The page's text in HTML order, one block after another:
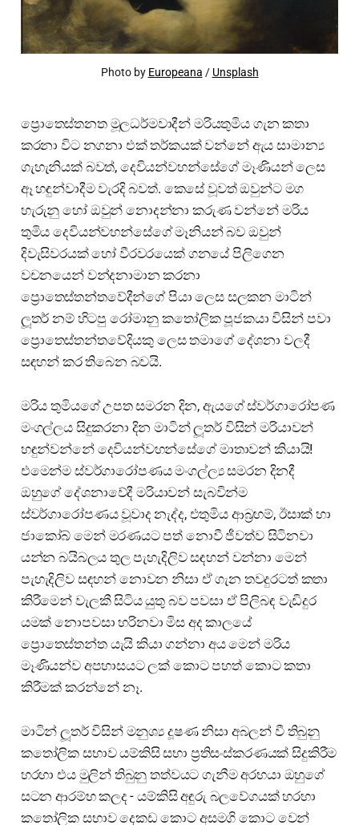
Photo by Europeana / Unsplash
ප්‍රොතෙස්තනත මූලධර්මවාදීන් මරියතුමිය ගැන කතා
කරනා විට නගනා එක් තර්කයක් වන්නේ ඇය සාමාන්‍ය
ගැහැනියක් බවත්, දෙවියන්වහන්සේගේ මෑණියන් ලෙස
ඈ හඳුන්වාදීම වැරදි බවත්. කෙසේ වූවත් ඔවුන්ට මග
හැරුනු හෝ ඔවුන් නොදන්නා කරුණ වන්නේ මරිය
තුමිය දෙවියන්වහන්සේගේ මෑනියන් බව ඔවුන්
දිවැසිවරයක් හෝ වීරවරයෙක් ගනයේ පිලිගෙන
වචනයෙන් වන්දනාමාන කරනා
ප්‍රොතෙස්තන්තවේදීන්ගේ පියා ලෙස සලකන මාටින්
ලූතර් නම් හිටපු රෝමානු කතෝලික පූජකයා විසින් පවා
ප්‍රොතෙස්තන්තවේදියකු ලෙස තමාගේ දේශනා වලදී
සඳහන් කර තිබෙන බවයි.
මරිය තුමියගේ උපත සමරන දින, ඇයගේ ස්වර්ගාරෝපණ
මංගල්ලය සිදුකරනා දින මාටින් ලූතර් විසින් මරියාවන්
හඳුන්වන්නේ දෙවියන්වහන්සේගේ මාතාවන් කියායි!
එමෙන්ම ස්වර්ගාරෝපණය මංගල්ල්‍ය සමරන දිනදී
ඔහුගේ දේශනාවේදී මරියාවන් සැබවින්ම
ස්වර්ගාරෝපණය වූවාද නැද්ද, එතුමිය ආබ්‍රහම්, ඊසාක් හා
ජාකෝබ් මෙන් මරණයට පත් නොවී ජීවත්ව සිටිනවා
යන්න බයිබලය තුල පැහැදිලිව සඳහන් වන්නා මෙන්
පැහැදිලිව සඳහන් නොවන නිසා ඒ ගැන තවදුරටත් කතා
කිරීමෙන් වැලකී සිටිය යුතු බව පවසා ඒ පිලිබඳ වැඩිදුර
යමක් නොපවසා හරිනවා මිස අද කාලයේ
ප්‍රොතෙස්තන්ත යැයි කියා ගන්නා අය මෙන් මරිය
මෑණියන්ව අපහාසයට ලක් කොට පහත් කොට කතා
කිරීමක් කරන්නේ නෑ.
මාටින් ලූතර් විසින් මනුශ්‍ය දූෂණ නිසා අබලන් වී තිබුනු
කතෝලික සභාව යම්කිසි සභා ප්‍රතිසංස්කරණයක් සිදුකිරීම
හරහා එය මුලින් තිබුනු තත්වයට ගැනීම අරභයා ඔහුගේ
සටන ආරම්භ කලද - යම්කිසි අඳුරු බලවේගයක් හරහා
කතෝලික සභාව දෙකඩ කොට අසමගි කොට වෙන්